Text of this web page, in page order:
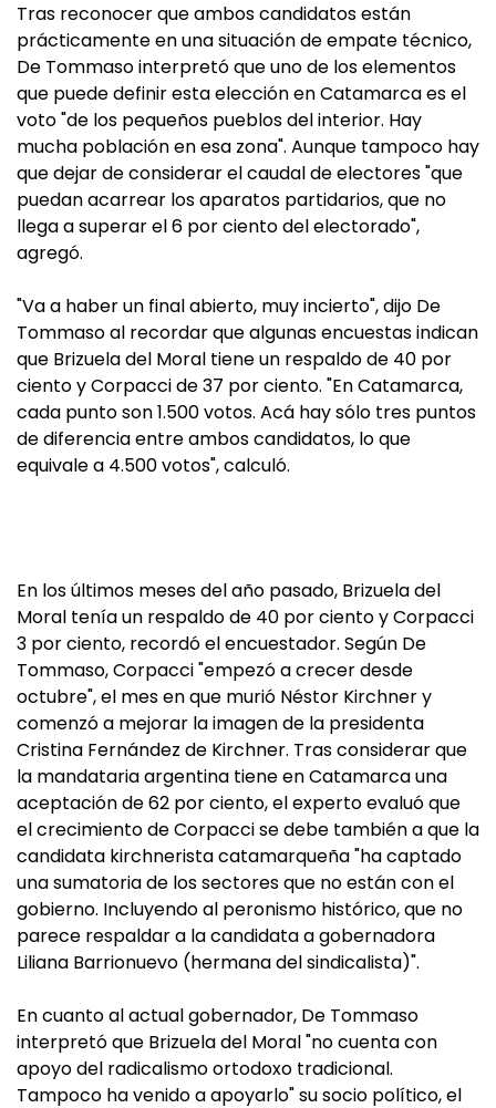
Tras reconocer que ambos candidatos están
prácticamente en una situación de empate técnico,
De Tommaso interpretó que uno de los elementos
que puede definir esta elección en Catamarca es el
voto "de los pequeños pueblos del interior. Hay
mucha población en esa zona". Aunque tampoco hay
que dejar de considerar el caudal de electores "que
puedan acarrear los aparatos partidarios, que no
llega a superar el 6 por ciento del electorado",
agregó.
"Va a haber un final abierto, muy incierto", dijo De
Tommaso al recordar que algunas encuestas indican
que Brizuela del Moral tiene un respaldo de 40 por
ciento y Corpacci de 37 por ciento. "En Catamarca,
cada punto son 1.500 votos. Acá hay sólo tres puntos
de diferencia entre ambos candidatos, lo que
equivale a 4.500 votos", calculó.
En los últimos meses del año pasado, Brizuela del
Moral tenía un respaldo de 40 por ciento y Corpacci
3 por ciento, recordó el encuestador. Según De
Tommaso, Corpacci "empezó a crecer desde
octubre", el mes en que murió Néstor Kirchner y
comenzó a mejorar la imagen de la presidenta
Cristina Fernández de Kirchner. Tras considerar que
la mandataria argentina tiene en Catamarca una
aceptación de 62 por ciento, el experto evaluó que
el crecimiento de Corpacci se debe también a que la
candidata kirchnerista catamarqueña "ha captado
una sumatoria de los sectores que no están con el
gobierno. Incluyendo al peronismo histórico, que no
parece respaldar a la candidata a gobernadora
Liliana Barrionuevo (hermana del sindicalista)".
En cuanto al actual gobernador, De Tommaso
interpretó que Brizuela del Moral "no cuenta con
apoyo del radicalismo ortodoxo tradicional.
Tampoco ha venido a apoyarlo" su socio político, el